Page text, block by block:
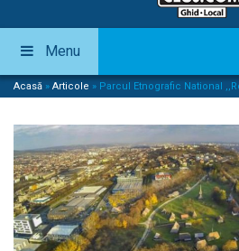
Menu
Acasă » Articole » Parcul Etnografic National